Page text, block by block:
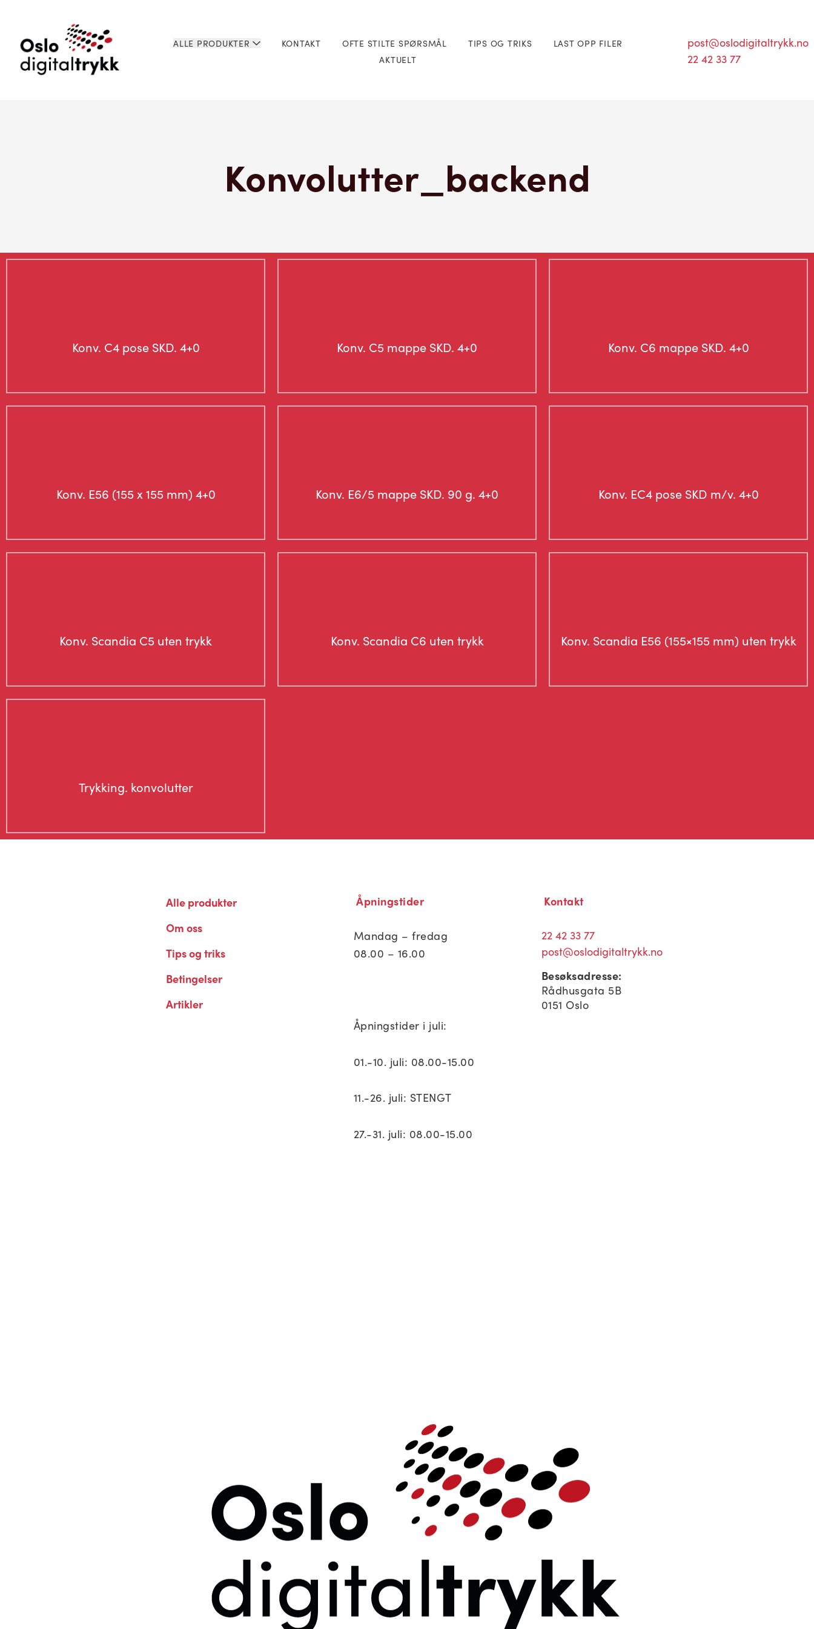
ALLE PRODUKTER KONTAKT OFTE STILTE SPØRSMÅL TIPS OG TRIKS
LAST OPP FILER
AKTUELT
post@oslodigitaltrykk.no
22 42 33 77
Konvolutter_backend
Konv. C4 pose SKD. 4+0 Konv. C5 mappe SKD. 4+0 Konv. C6 mappe SKD. 4+0
Konv. E56 (155 x 155 mm) 4+0 Konv. E6/5 mappe SKD. 90 g. 4+0 Konv. EC4 pose SKD m/v. 4+0
Konv. Scandia C5 uten trykk Konv. Scandia C6 uten trykk Konv. Scandia E56 (155×155 mm) uten trykk
Trykking. konvolutter
Alle produkter
Om oss
Tips og triks
Betingelser
Artikler
Åpningstider
Mandag – fredag
08.00 – 16.00
Åpningstider i juli:
01.-10. juli: 08.00-15.00
11.-26. juli: STENGT
27.-31. juli: 08.00-15.00
Kontakt
22 42 33 77
post@oslodigitaltrykk.no
Besøksadresse:
Rådhusgata 5B
0151 Oslo